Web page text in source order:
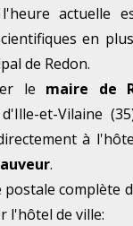
l'heure actuelle
en
de Redon.
le maire de
et-Vilaine
à
.
postale complète
l'hôtel de ville: